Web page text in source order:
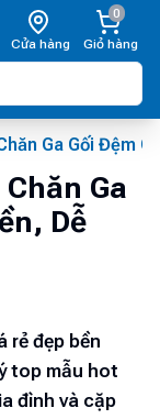
Cửa hàng
0
Giỏ hàng
Ga Gối Đệm
Ga
Dễ
rẻ đẹp bền
top mẫu hot
đình và cặp